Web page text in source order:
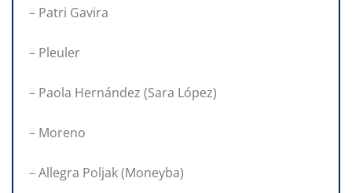
– Patri Gavira
– Pleuler
– Paola Hernández (Sara López)
– Moreno
– Allegra Poljak (Moneyba)